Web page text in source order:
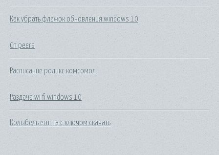
Как убрать флажок обновления windows 10
Cn peers
Расписание роликс комсомол
Раздача wi fi windows 10
Колыбель египта с ключом скачать